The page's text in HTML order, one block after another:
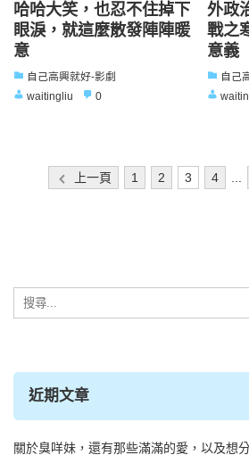
哈哈大笑，也忍不住掉下
眼淚，就這麼散發陣陣暖
意
自己高興就好-影劇
waitingliu
0
外政
戰之
意義
自己
上一頁 1 2 3 4 ...
尋
近期文章
關於臭咩妹，還有那些滿滿的愛，以及想